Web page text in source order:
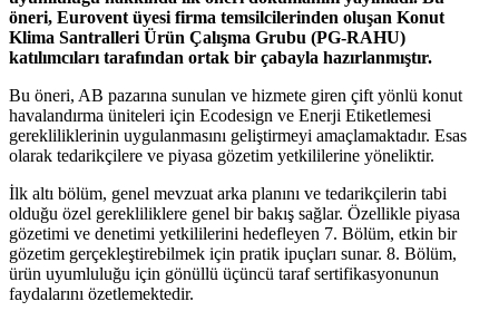
öneri, Eurovent üyesi firma temsilcilerinden oluşan Konut
Klima Santralleri Ürün Çalışma Grubu (PG-RAHU)
katılımcıları tarafından ortak bir çabayla hazırlanmıştır.
Bu öneri, AB pazarına sunulan ve hizmete giren çift yönlü konut
havalandırma üniteleri için Ecodesign ve Enerji Etiketlemesi
gerekliliklerinin uygulanmasını geliştirmeyi amaçlamaktadır. Esas
olarak tedarikçilere ve piyasa gözetim yetkililerine yöneliktir.
İlk altı bölüm, genel mevzuat arka planını ve tedarikçilerin tabi
olduğu özel gerekliliklere genel bir bakış sağlar. Özellikle piyasa
gözetimi ve denetimi yetkililerini hedefleyen 7. Bölüm, etkin bir
gözetim gerçekleştirebilmek için pratik ipuçları sunar. 8. Bölüm,
ürün uyumluluğu için gönüllü üçüncü taraf sertifikasyonunun
faydalarını özetlemektedir.